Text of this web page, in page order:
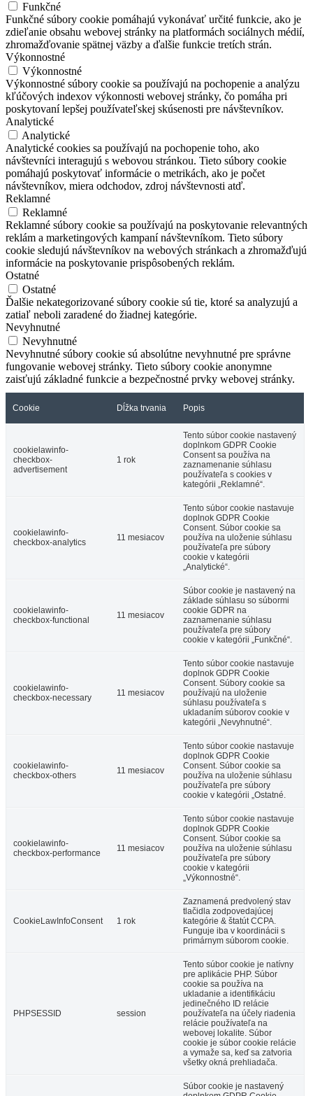
Funkčné
Funkčné súbory cookie pomáhajú vykonávať určité funkcie, ako je
zdieľanie obsahu webovej stránky na platformách sociálnych médií,
zhromažďovanie spätnej väzby a ďalšie funkcie tretích strán.
Výkonnostné
Výkonnostné
Výkonnostné súbory cookie sa používajú na pochopenie a analýzu
kľúčových indexov výkonnosti webovej stránky, čo pomáha pri
poskytovaní lepšej používateľskej skúsenosti pre návštevníkov.
Analytické
Analytické
Analytické cookies sa používajú na pochopenie toho, ako
návštevníci interagujú s webovou stránkou. Tieto súbory cookie
pomáhajú poskytovať informácie o metrikách, ako je počet
návštevníkov, miera odchodov, zdroj návštevnosti atď.
Reklamné
Reklamné
Reklamné súbory cookie sa používajú na poskytovanie relevantných
reklám a marketingových kampaní návštevníkom. Tieto súbory
cookie sledujú návštevníkov na webových stránkach a zhromažďujú
informácie na poskytovanie prispôsobených reklám.
Ostatné
Ostatné
Ďalšie nekategorizované súbory cookie sú tie, ktoré sa analyzujú a
zatiaľ neboli zaradené do žiadnej kategórie.
Nevyhnutné
Nevyhnutné
Nevyhnutné súbory cookie sú absolútne nevyhnutné pre správne
fungovanie webovej stránky. Tieto súbory cookie anonymne
zaisťujú základné funkcie a bezpečnostné prvky webovej stránky.
Cookie Dĺžka trvania Popis
cookielawinfo-
checkbox-
advertisement
1 rok
Tento súbor cookie nastavený
doplnkom GDPR Cookie
Consent sa používa na
zaznamenanie súhlasu
používateľa s cookies v
kategórii „Reklamné“.
cookielawinfo-
checkbox-analytics
11 mesiacov
Tento súbor cookie nastavuje
doplnok GDPR Cookie
Consent. Súbor cookie sa
používa na uloženie súhlasu
používateľa pre súbory
cookie v kategórii
„Analytické“.
cookielawinfo-
checkbox-functional
11 mesiacov
Súbor cookie je nastavený na
základe súhlasu so súbormi
cookie GDPR na
zaznamenanie súhlasu
používateľa pre súbory
cookie v kategórii „Funkčné“.
cookielawinfo-
checkbox-necessary
11 mesiacov
Tento súbor cookie nastavuje
doplnok GDPR Cookie
Consent. Súbory cookie sa
používajú na uloženie
súhlasu používateľa s
ukladaním súborov cookie v
kategórii „Nevyhnutné“.
cookielawinfo-
checkbox-others
11 mesiacov
Tento súbor cookie nastavuje
doplnok GDPR Cookie
Consent. Súbor cookie sa
používa na uloženie súhlasu
používateľa pre súbory
cookie v kategórii „Ostatné.
cookielawinfo-
checkbox-performance
11 mesiacov
Tento súbor cookie nastavuje
doplnok GDPR Cookie
Consent. Súbor cookie sa
používa na uloženie súhlasu
používateľa pre súbory
cookie v kategórii
„Výkonnostné“.
CookieLawInfoConsent 1 rok
Zaznamená predvolený stav
tlačidla zodpovedajúcej
kategórie & štatút CCPA.
Funguje iba v koordinácii s
primárnym súborom cookie.
PHPSESSID session
Tento súbor cookie je natívny
pre aplikácie PHP. Súbor
cookie sa používa na
ukladanie a identifikáciu
jedinečného ID relácie
používateľa na účely riadenia
relácie používateľa na
webovej lokalite. Súbor
cookie je súbor cookie relácie
a vymaže sa, keď sa zatvoria
všetky okná prehliadača.
Súbor cookie je nastavený